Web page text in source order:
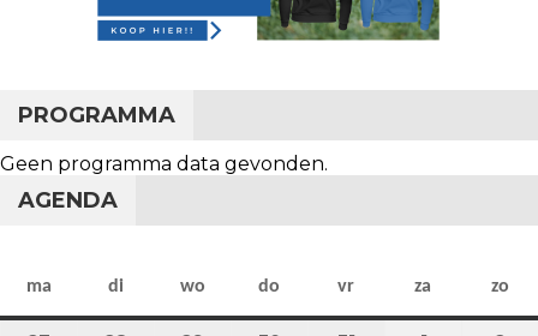
PROGRAMMA
Geen programma data gevonden.
AGENDA
ma maandag
didinsdag
wo woensdag
do donderdag
vr vrijdag
za zaterdag
zo